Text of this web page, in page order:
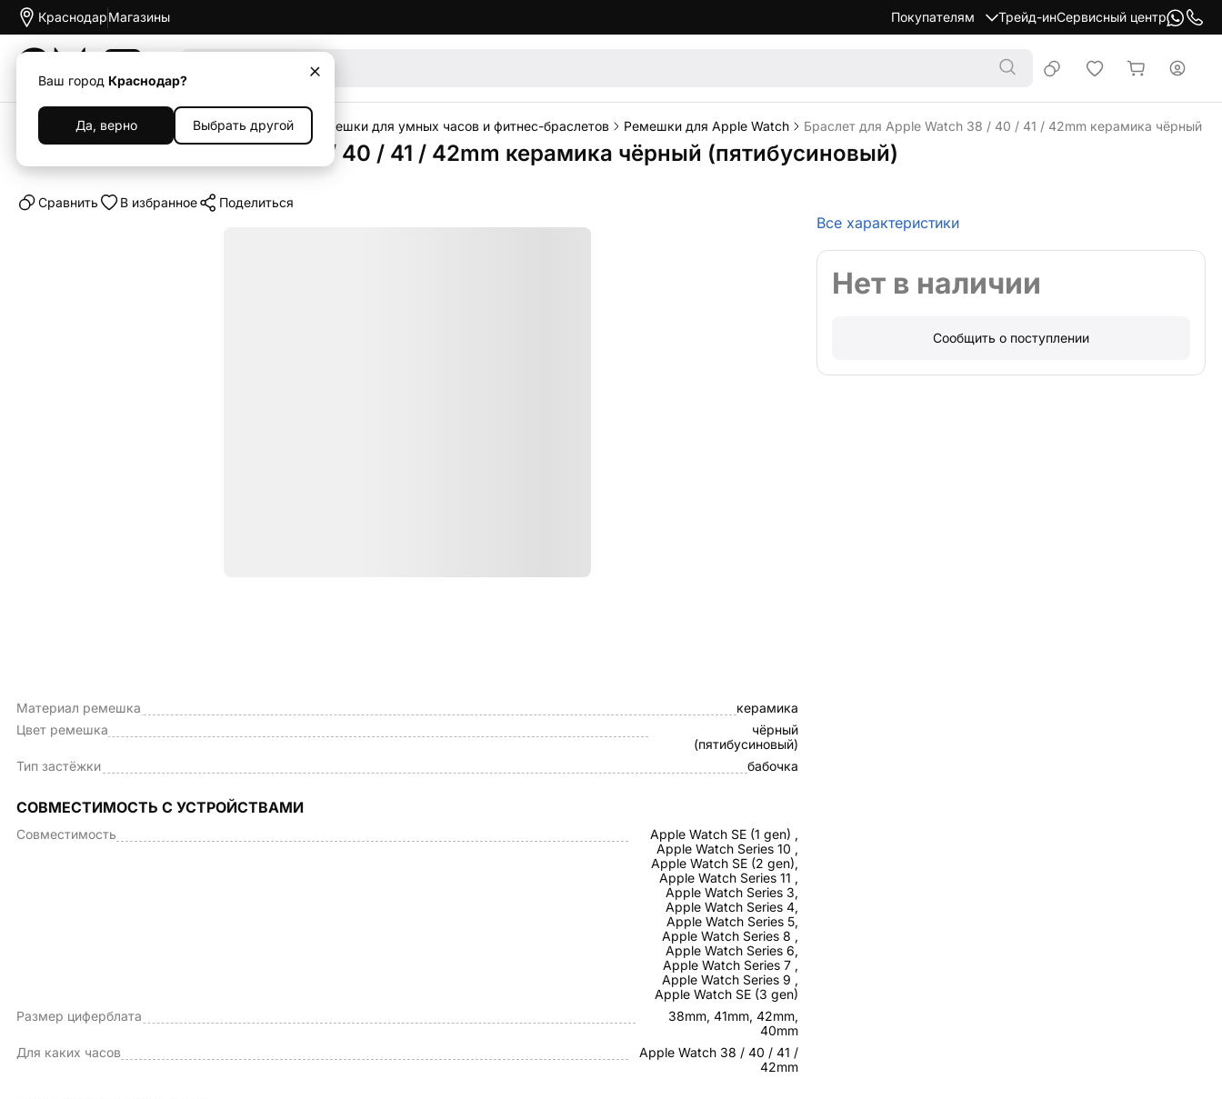
Краснодар
Ваш город Краснодар?
Да, верно Выбрать другой
Магазины Покупателям Трейд-инСервисный центр
Каталог Аксессуары Ремешки Ремешки для умных часов и фитнес-браслетов Ремешки для Apple Watch Браслет для Apple Watch 38 / 40 / 41 / 42mm керамика чёрный
Браслет для Apple Watch 38 / 40 / 41 / 42mm керамика чёрный (пятибусиновый)
Cравнить В избранное Поделиться
Материал ремешка
керамика
Цвет ремешка
чёрный
(пятибусиновый)
Тип застёжки
бабочка
СОВМЕСТИМОСТЬ С УСТРОЙСТВАМИ
Совместимость
Apple Watch SE (1 gen) ,
Apple Watch Series 10 ,
Apple Watch SE (2 gen),
Apple Watch Series 11 ,
Apple Watch Series 3,
Apple Watch Series 4,
Apple Watch Series 5,
Apple Watch Series 8 ,
Apple Watch Series 6,
Apple Watch Series 7 ,
Apple Watch Series 9 ,
Apple Watch SE (3 gen)
Размер циферблата
38mm, 41mm, 42mm,
40mm
Для каких часов
Apple Watch 38 / 40 / 41 /
42mm
Все характеристики
Нет в наличии
Сообщить о поступлении